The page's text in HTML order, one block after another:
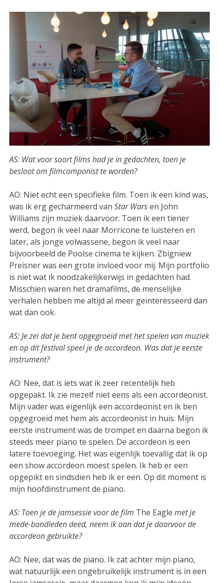
AS: Wat voor soort films had je in gedachten, toen je
besloot om filmcomponist te worden?
AO: Niet echt een specifieke film. Toen ik een kind was,
was ik erg gecharmeerd vanStar Warsen John
Williams zijn muziek daarvoor. Toen ik een tiener
werd, begon ik veel naar Morricone te luisteren en
later, als jonge volwassene, begon ik veel naar
bijvoorbeeld de Poolse cinema te kijken. Zbigniew
Preisner was een grote invloed voor mij. Mijn portfolio
is niet wat ik noodzakelijkerwijs in gedachten had.
Misschien waren het dramafilms, de menselijke
verhalen hebben me altijd al meer geïnteresseerd dan
wat dan ook.
AS: Je zei dat je bent opgegroeid met het spelen van muziek
en op dit festival speel je de accordeon. Was dat je eerste
instrument?
AO: Nee, dat is iets wat ik zeer recentelijk heb
opgepakt. Ik zie mezelf niet eens als een accordeonist.
Mijn vader was eigenlijk een accordeonist en ik ben
opgegroeid met hem als accordeonist in huis. Mijn
eerste instrument was de trompet en daarna begon ik
steeds meer piano te spelen. De accordeon is een
latere toevoeging. Het was eigenlijk toevallig dat ik op
een show accordeon moest spelen. Ik heb er een
opgepikt en sindsdien heb ik er een. Op dit moment is
mijn hoofdinstrument de piano.
AS: Toen je de jamsessie voor de film The Eagle met je
mede-bandleden deed, neem ik aan dat je daarvoor de
accordeon gebruikte?
AO: Nee, dat was de piano. Ik zat achter mijn piano,
wat natuurlijk een ongebruikelijk instrument is in een